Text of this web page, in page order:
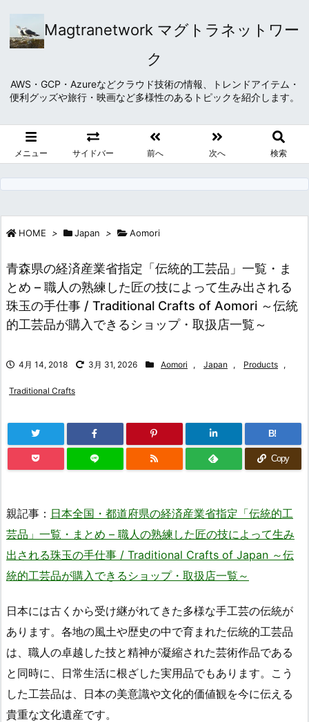
Magtranetwork マグトラネットワー
ク
AWS・GCP・Azureなどクラウド技術の情報、トレンドアイテム・
便利グッズや旅行・映画など多様性のあるトピックを紹介します。
メニュー サイドバー 前へ 次へ 検索
HOME > Japan > Aomori
青森県の経済産業省指定「伝統的工芸品」一覧・ま
とめ – 職人の熟練した匠の技によって生み出される
珠玉の手仕事 / Traditional Crafts of Aomori ～伝統
的工芸品が購入できるショップ・取扱店一覧～
4月 14, 2018 3月 31, 2026 Aomori , Japan , Products ,
Traditional Crafts
B!
Copy
親記事： 日本全国・都道府県の経済産業省指定「伝統的工
芸品」一覧・まとめ – 職人の熟練した匠の技によって生み
出される珠玉の手仕事 / Traditional Crafts of Japan ～伝
統的工芸品が購入できるショップ・取扱店一覧～
日本には古くから受け継がれてきた多様な手工芸の伝統が
あります。各地の風土や歴史の中で育まれた伝統的工芸品
は、職人の卓越した技と精神が凝縮された芸術作品である
と同時に、日常生活に根ざした実用品でもあります。こう
した工芸品は、日本の美意識や文化的価値観を今に伝える
貴重な文化遺産です。